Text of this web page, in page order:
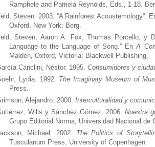
Ramphele and Pamela Reynolds, Eds., 1-18.
Steven. 2003. “A Rainforest Acoustemology”.
Oxford, New York: Berg.
Steven, Aaron A. Fox, Thomas Porcello, y
Language to the Language of Song.” EnA
Malden, Oxford, Victoria: Blackwell Publishing.
Canclini, Néstor. 1995. Consumidores y
Lydia. 1992. The Imaginary Museum of
Press.
Alejandro. 2000. Interculturalidad y
Wills y Sánchez Gómez. 2006.Nuestra
Grupo Editorial Norma, Universidad Nacional de
Michael. 2002. The Politics of
Tusculanum Press, University of Copenhagen.